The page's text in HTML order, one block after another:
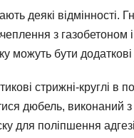
деякі відмінності.
з
можуть бути
стрижні-круглі в
дюбель, виконаний
для поліпшення